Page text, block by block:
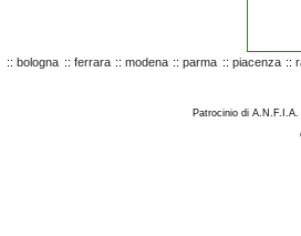
:: bologna :: ferrara :: modena :: parma :: piacenza ::
Patrocinio di